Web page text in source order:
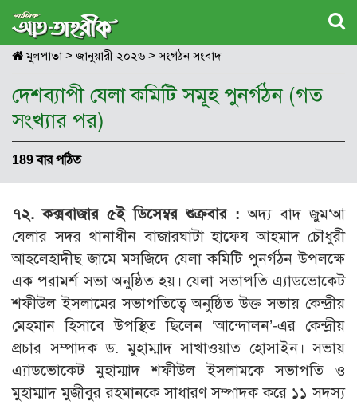
মূলপাতা> জানুয়ারী ২০২৬ > সংগঠন সংবাদ
দেশব্যাপী যেলা কমিটি সমূহ পুনর্গঠন (গত
সংখ্যার পর)
189 বার পঠিত
৭২. কক্সবাজার ৫ই ডিসেম্বর শুক্রবার :অদ্য বাদ জুম‘আ
যেলার সদর থানাধীন বাজারঘাটা হাফেয আহমাদ চৌধুরী
আহলেহাদীছ জামে মসজিদে যেলা কমিটি পুনর্গঠন উপলক্ষে
এক পরামর্শ সভা অনুষ্ঠিত হয়। যেলা সভাপতি এ্যাডভোকেট
শফীউল ইসলামের সভাপতিত্বে অনুষ্ঠিত উক্ত সভায় কেন্দ্রীয়
মেহমান হিসাবে উপস্থিত ছিলেন ‘আন্দোলন’-এর কেন্দ্রীয়
প্রচার সম্পাদক ড. মুহাম্মাদ সাখাওয়াত হোসাইন। সভায়
এ্যাডভোকেট মুহাম্মাদ শফীউল ইসলামকে সভাপতি ও
মুহাম্মাদ মুজীবুর রহমানকে সাধারণ সম্পাদক করে ১১ সদস্য